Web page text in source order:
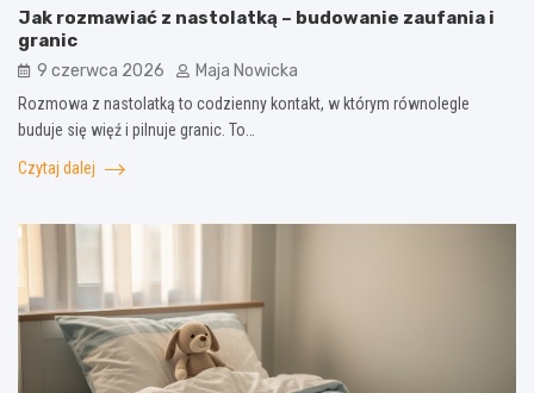
Jak rozmawiać z nastolatką – budowanie zaufania i
granic
9 czerwca 2026 Maja Nowicka
Rozmowa z nastolatką to codzienny kontakt, w którym równolegle
buduje się więź i pilnuje granic. To…
Czytaj dalej